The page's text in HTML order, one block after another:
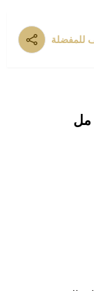
للمفضلة
عطر كالفين كلاين ايفوريا ومن 100 مل